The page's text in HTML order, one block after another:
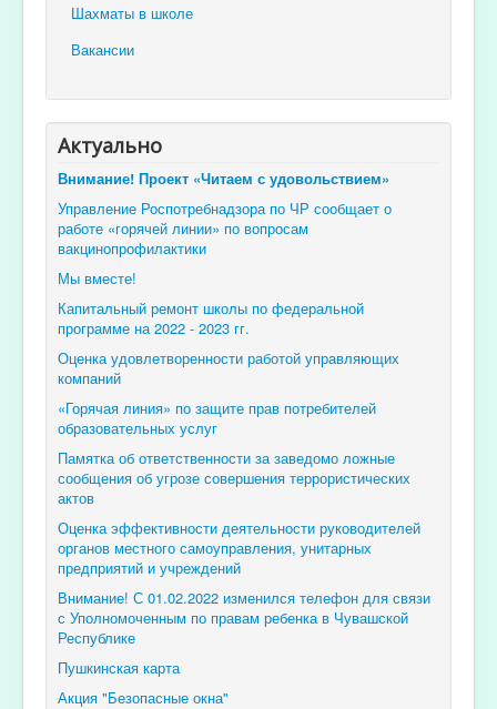
Шахматы в школе
Вакансии
Актуально
Внимание! Проект «Читаем с удовольствием»
Управление Роспотребнадзора по ЧР сообщает о
работе «горячей линии» по вопросам
вакцинопрофилактики
Мы вместе!
Капитальный ремонт школы по федеральной
программе на 2022 - 2023 гг.
Оценка удовлетворенности работой управляющих
компаний
«Горячая линия» по защите прав потребителей
образовательных услуг
Памятка об ответственности за заведомо ложные
сообщения об угрозе совершения террористических
актов
Оценка эффективности деятельности руководителей
органов местного самоуправления, унитарных
предприятий и учреждений
Внимание! С 01.02.2022 изменился телефон для связи
с Уполномоченным по правам ребенка в Чувашской
Республике
Пушкинская карта
Акция "Безопасные окна"